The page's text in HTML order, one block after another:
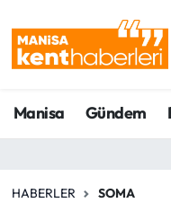
Manisa Gündem
HABERLER SOMA
Ahmetli Hava
Ahmetli Trafik